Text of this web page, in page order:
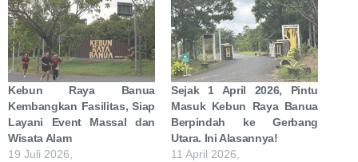
Kebun Raya Banua
Kembangkan Fasilitas, Siap
Layani Event Massal dan
Wisata Alam
19 Juli 2026,
Sejak 1 April 2026, Pintu
Masuk Kebun Raya Banua
Berpindah ke Gerbang
Utara. Ini Alasannya!
11 April 2026,